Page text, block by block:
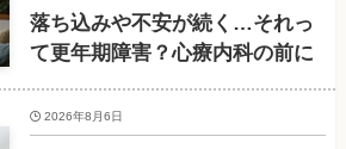
落ち込みや不安が続く…それっ
て更年期障害？心療内科の前に
2026年8月6日